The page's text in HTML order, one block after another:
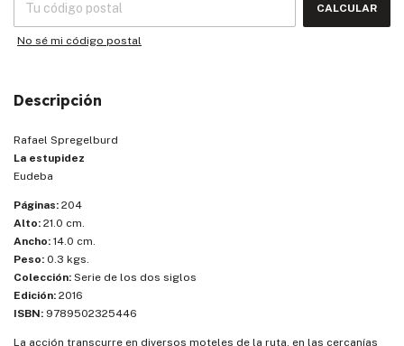
CALCULAR
No sé mi código postal
Descripción
Rafael Spregelburd
La estupidez
Eudeba
Páginas: 204
Alto: 21.0 cm.
Ancho: 14.0 cm.
Peso: 0.3 kgs.
Colección: Serie de los dos siglos
Edición: 2016
ISBN: 9789502325446
La acción transcurre en diversos moteles de la ruta, en las cercanías